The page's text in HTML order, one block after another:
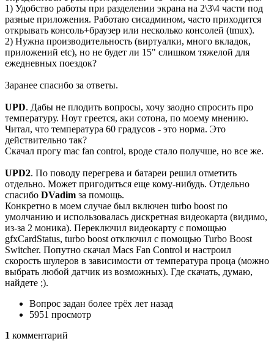
1) Удобство работы при разделении экрана на 2\3\4 части под
разные приложения. Работаю сисадмином, часто приходится
открывать консоль+браузер или несколько консолей (tmux).
2) Нужна производительность (виртуалки, много вкладок,
приложений etc), но не будет ли 15" слишком тяжелой для
ежедневных поездок?
Заранее спасибо за ответы.
UPD. Дабы не плодить вопросы, хочу заодно спросить про
температуру. Ноут греется, аки сотона, по моему мнению.
Читал, что температура 60 градусов - это норма. Это
действительно так?
Скачал прогу mac fan control, вроде стало получше, но все же.
UPD2. По поводу перегрева и батареи решил отметить
отдельно. Может пригодиться еще кому-нибудь. Отдельно
спасибо DVadim за помощь.
Конкретно в моем случае был включен turbo boost по
умолчанию и использовалась дискретная видеокарта (видимо,
из-за 2 моника). Переключил видеокарту с помощью
gfxCardStatus, turbo boost отключил с помощью Turbo Boost
Switcher. Попутно скачал Macs Fan Control и настроил
скорость шулеров в зависимости от температура проца (можно
выбрать любой датчик из возможных). Где скачать, думаю,
найдете ;).
Вопрос задан более трёх лет назад
5951 просмотр
1 комментарий